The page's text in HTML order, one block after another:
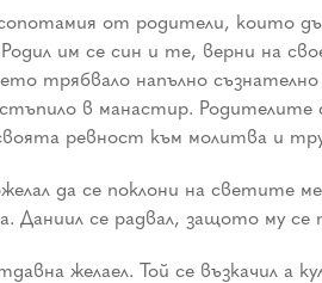
от родители, които
им се син и те, верни на
трябвало напълно
в манастир. Родителите
ревност към молитва и
да се поклони на светите
Даниил се радвал, защото му
желаел. Той се възкачил а